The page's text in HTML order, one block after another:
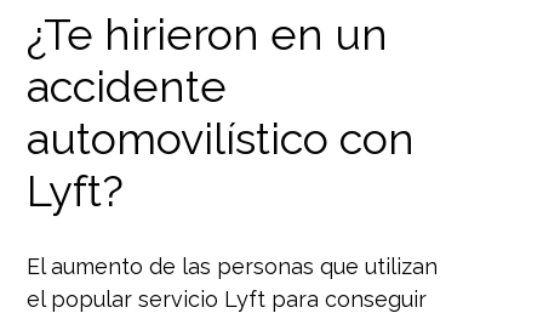
¿Te hirieron en un
accidente
automovilístico con
Lyft?
El aumento de las personas que utilizan
el popular servicio Lyft para conseguir